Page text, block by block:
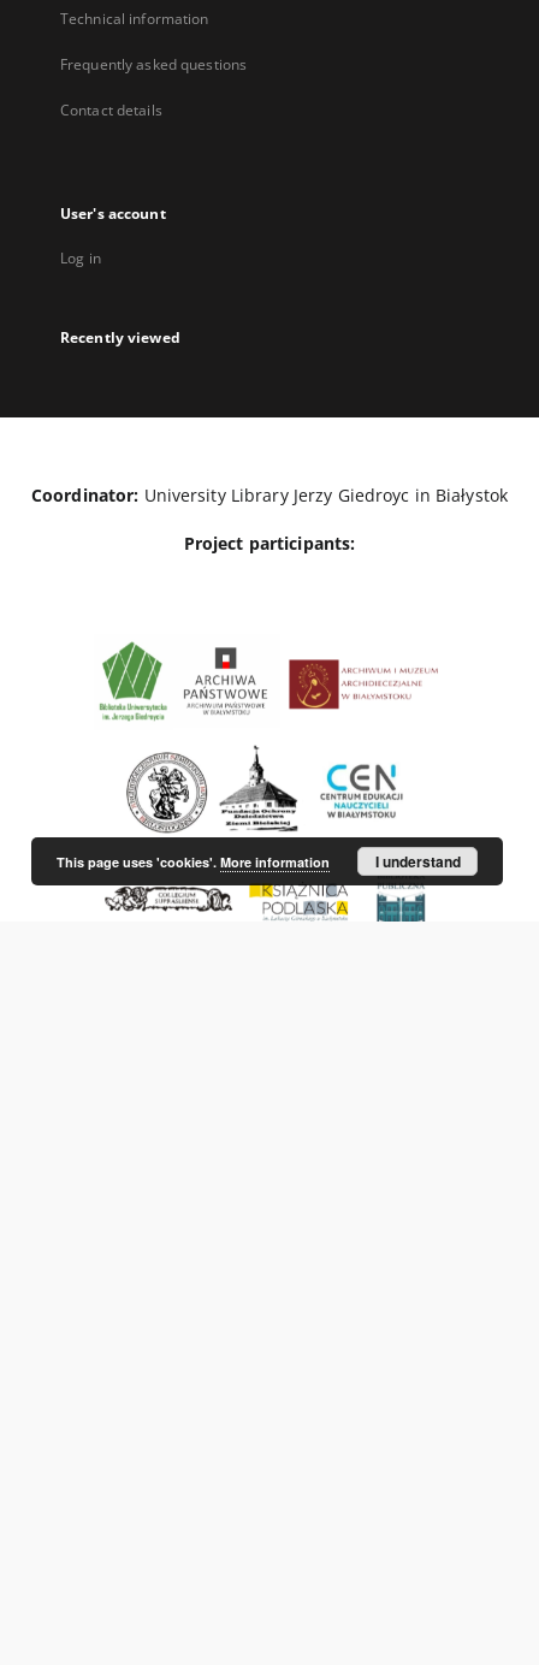
Technical information
Frequently asked questions
Contact details
User's account
Log in
Recently viewed
Coordinator: University Library Jerzy Giedroyc in Białystok
Project participants:
This page uses 'cookies'. More information I understand